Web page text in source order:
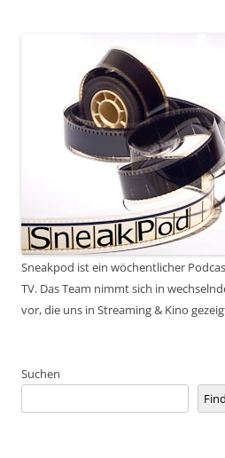
Sneakpod ist ein wöchentlicher
TV. Das Team nimmt sich in
vor, die uns in Streaming & Kino
Suchen